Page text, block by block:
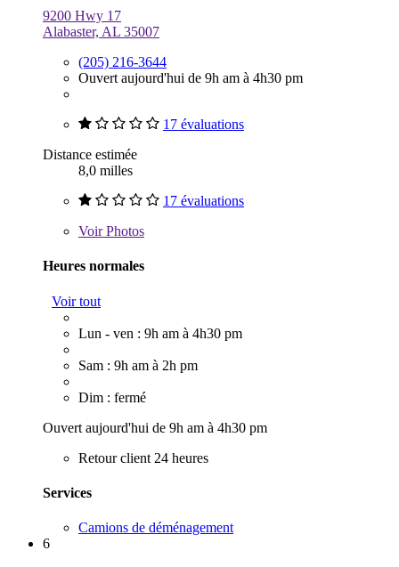
9200 Hwy 17
Alabaster, AL 35007
(205) 216-3644
Ouvert aujourd'hui de 9h am à 4h30 pm
17 évaluations
Distance estimée
8,0 milles
17 évaluations
VoirPhotos
Heures normales
Voir tout
Lun - ven : 9h am à 4h30 pm
Sam : 9h am à 2h pm
Dim : fermé
Ouvert aujourd'hui de 9h am à 4h30 pm
Retour client 24 heures
Services
Camions de déménagement
6